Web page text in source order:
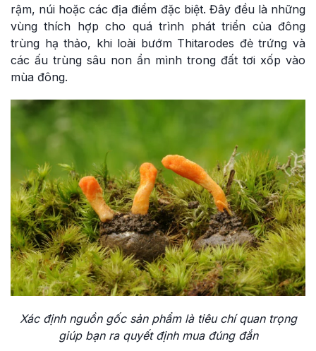
rậm, núi hoặc các địa điểm đặc biệt. Đây đều là những
vùng thích hợp cho quá trình phát triển của đông
trùng hạ thảo, khi loài bướm Thitarodes đẻ trứng và
các ấu trùng sâu non ẩn mình trong đất tơi xốp vào
mùa đông.
Xác định nguồn gốc sản phẩm là tiêu chí quan trọng
giúp bạn ra quyết định mua đúng đắn